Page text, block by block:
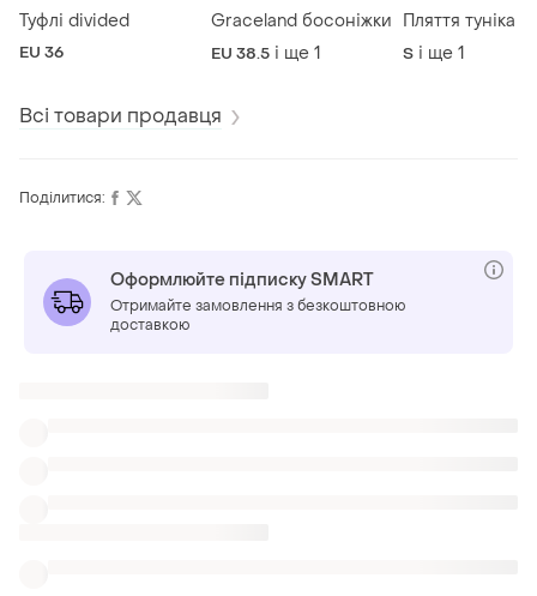
Туфлі divided
EU 36
Graceland босоніжки
EU 38.5 і ще 1
Пляття туніка
S і ще 1
Всі товари продавця
Поділитися:
Оформлюйте підписку SMART
Отримайте замовлення з безкоштовною
доставкою